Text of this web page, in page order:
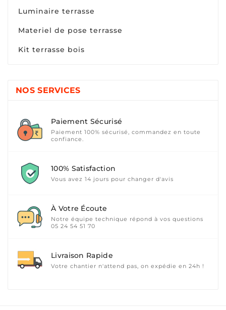
Luminaire terrasse
Materiel de pose terrasse
Kit terrasse bois
NOS SERVICES
Paiement Sécurisé
Paiement 100% sécurisé, commandez en toute
confiance.
100% Satisfaction
Vous avez 14 jours pour changer d'avis
À Votre Écoute
Notre équipe technique répond à vos questions
05 24 54 51 70
Livraison Rapide
Votre chantier n'attend pas, on expédie en 24h !